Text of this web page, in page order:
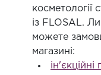
із FLOSAL.
можете
магазині: